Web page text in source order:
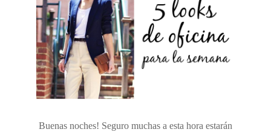
Buenas noches! Seguro muchas a esta hora estarán